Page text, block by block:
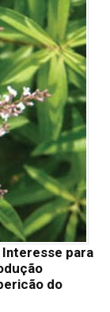
para
do